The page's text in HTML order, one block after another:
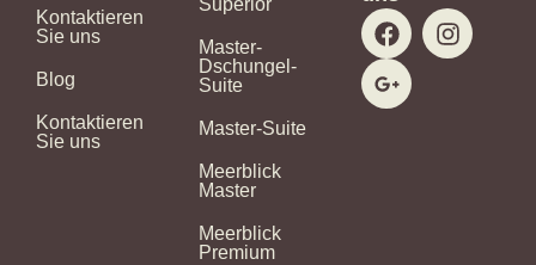
Kontaktieren
Sie uns
Blog
Kontaktieren
Sie uns
Superior
Master-
Dschungel-
Suite
Master-Suite
Meerblick
Master
Meerblick
Premium
F
a
c
e
b
I
n
s
G
o
o
g
l